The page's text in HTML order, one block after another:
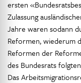
ersten
Zulassung
Jahre waren sodann
Reformen, wiederum
Reformen der
des Bundesrats
Das